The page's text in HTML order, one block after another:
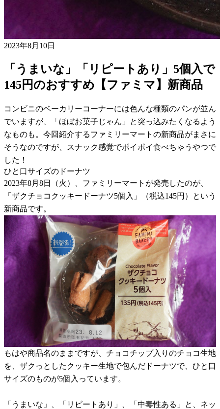
2023年8月10日
「うまいな」「リピートあり」5個入で
145円のおすすめ【ファミマ】新商品
コンビニのベーカリーコーナーには色んな種類のパンが並ん
でいますが、「ほぼお菓子じゃん」と突っ込みたくなるよう
なものも。今回紹介するファミリーマートの新商品がまさに
そうなのですが、スナック感覚でポイポイ食べちゃうやつで
した！
ひと口サイズのドーナツ
2023年8月8日（火）、ファミリーマートが発売したのが、
「ザクチョコクッキードーナツ5個入」（税込145円）という
新商品です。
もはや商品名のままですが、チョコチップ入りのチョコ生地
を、ザクっとしたクッキー生地で包んだドーナツで、ひと口
サイズのものが5個入っています。
「うまいな」、「リピートあり」、「中毒性ある」と、ネッ